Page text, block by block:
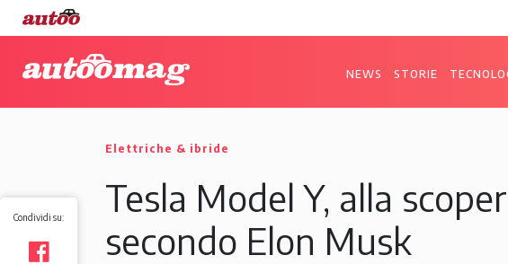
Elettriche & ibride
Tesla Model Y, alla
secondo Elon Musk
Condividi su:
NEWS STORIE